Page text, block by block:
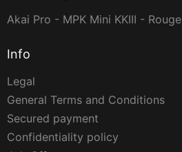
Akai Pro - MPK Mini KKIII - Rouge
Info
Legal
General Terms and Conditions
Secured payment
Confidentiality policy